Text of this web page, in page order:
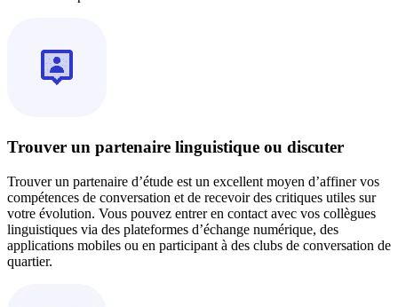
Trouver un partenaire linguistique ou discuter
Trouver un partenaire d’étude est un excellent moyen d’affiner vos
compétences de conversation et de recevoir des critiques utiles sur
votre évolution. Vous pouvez entrer en contact avec vos collègues
linguistiques via des plateformes d’échange numérique, des
applications mobiles ou en participant à des clubs de conversation de
quartier.